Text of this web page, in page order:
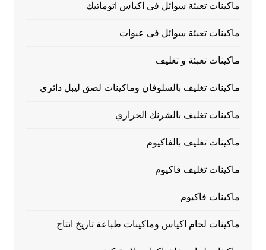
ماكينات تعبئة سوائل فى اكياس اتوماتيك
ماكينات تعبئة سوائل فى عبوات
ماكينات تعبئة و تغليف
ماكينات تغليف بالسلوفان وماكينات لصق ليبل دائري
ماكينات تغليف بالشرنك الحراري
ماكينات تغليف بالفاكيوم
ماكينات تغليف فاكيوم
ماكينات فاكيوم
ماكينات لحام اكياس وماكينات طباعة تاريخ انتاج